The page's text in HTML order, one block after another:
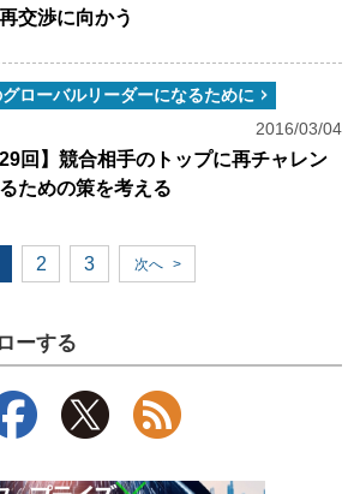
交渉に向かう
ローバルリーダーになるために
2016/03/04
29回】競合相手のトップに再チャレン
ための策を考える
2 3 次へ >
ーする